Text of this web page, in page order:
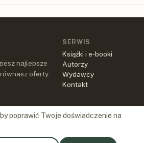
najlepsze
oferty
SERWIS
Książki i e-booki
Autorzy
Wydawcy
Kontakt
poprawić Twoje doświadczenie na